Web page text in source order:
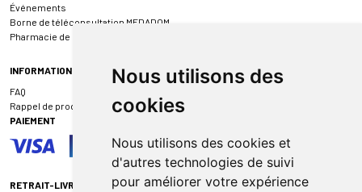
Nous utilisons des
cookies
Nous utilisons des cookies et
d'autres technologies de suivi
pour améliorer votre expérience
Événements
Borne de téléconsultation MEDADOM
Pharmacie de garde
INFORMATIONS
FAQ
Rappel de produit
PAIEMENT
RETRAIT-LIVRAISON